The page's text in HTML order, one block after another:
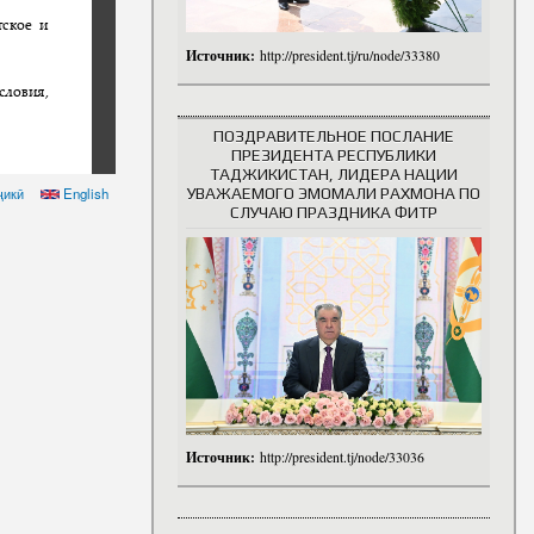
English
Источник: http://president.tj/ru/node/33380
ПОЗДРАВИТЕЛЬНОЕ ПОСЛАНИЕ
ПРЕЗИДЕНТА РЕСПУБЛИКИ
ТАДЖИКИСТАН, ЛИДЕРА НАЦИИ
УВАЖАЕМОГО ЭМОМАЛИ РАХМОНА ПО
СЛУЧАЮ ПРАЗДНИКА ФИТР
Источник: http://president.tj/node/33036